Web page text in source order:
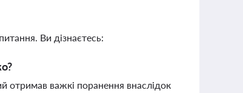
Ви дізнаєтесь:
отримав важкі поранення внаслідок